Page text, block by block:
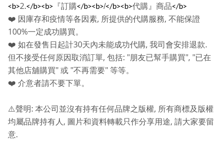
<b>2.</b><b> 『訂購</b><b>/</b><b>代購』商品</b>
❤️ 因庫存和疫情等各因素, 所提供的代購服務, 不能保證
100%一定成功購買。
❤️ 如在發售日起計30天內未能成功代購, 我司會安排退款.
但不接受任何原因取消訂單, 包括: "朋友已幫手購買", "已在
其他店舖購買" 或 "不再需要" 等等。
❤️ 介意者請不要下單。
⚠️聲明: 本公司並沒有持有任何品牌之版權, 所有商標及版權
均屬品牌持有人 , 圖片和資料轉載只作分享用途, 請大家要留
意.